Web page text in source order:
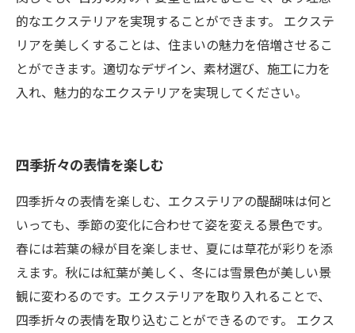
的なエクステリアを実現することができます。 エクステ
リアを美しくすることは、住まいの魅力を倍増させるこ
とができます。適切なデザイン、素材選び、施工に力を
入れ、魅力的なエクステリアを実現してください。
四季折々の表情を楽しむ
四季折々の表情を楽しむ、エクステリアの醍醐味は何と
いっても、季節の変化に合わせて姿を変える景色です。
春には若葉の緑が目を楽しませ、夏には草花が彩りを添
えます。秋には紅葉が美しく、冬には雪景色が美しい景
観に変わるのです。エクステリアを取り入れることで、
四季折々の表情を取り込むことができるのです。 エクス